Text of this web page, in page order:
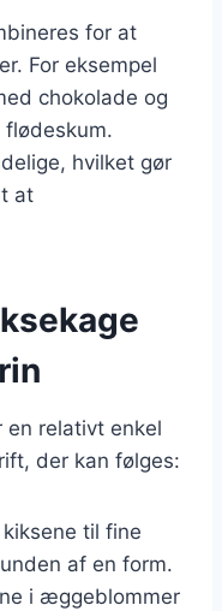
for at
For eksempel
chokolade og
hvilket gør
at
relativt enkel
der kan følges:
kiksene til fine
af en form.
i æggeblommer